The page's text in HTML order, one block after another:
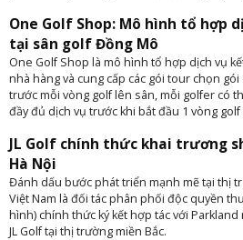
One Golf Shop: Mô hình tổ hợp
tại sân golf Đồng Mô
One Golf Shop là mô hình tổ hợp dịch vụ
nhà hàng và cung cấp các gói tour chọn gói
trước mỗi vòng golf lên sân, mỗi golfer có
đầy đủ dịch vụ trước khi bắt đầu 1 vòng
JL Golf chính thức khai trương
Hà Nội
Đánh dấu bước phát triển mạnh mẽ tại thị
Việt Nam là đối tác phân phối độc quyền
hình) chính thức ký kết hợp tác với
JL Golf tại thị trường miền Bắc.